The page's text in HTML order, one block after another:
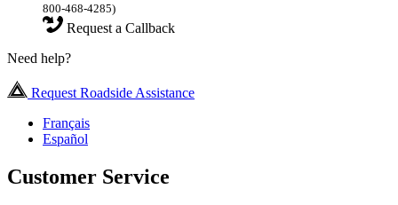
800-468-4285)
Request a Callback
Need help?
Request Roadside Assistance
Français
Español
Customer Service